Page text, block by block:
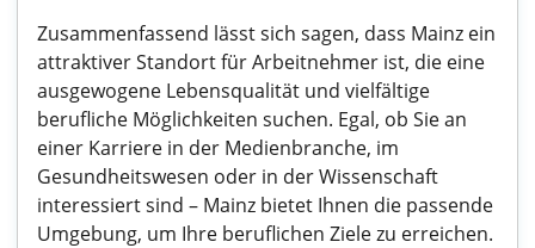
Zusammenfassend lässt sich sagen, dass Mainz ein
attraktiver Standort für Arbeitnehmer ist, die eine
ausgewogene Lebensqualität und vielfältige
berufliche Möglichkeiten suchen. Egal, ob Sie an
einer Karriere in der Medienbranche, im
Gesundheitswesen oder in der Wissenschaft
interessiert sind – Mainz bietet Ihnen die passende
Umgebung, um Ihre beruflichen Ziele zu erreichen.